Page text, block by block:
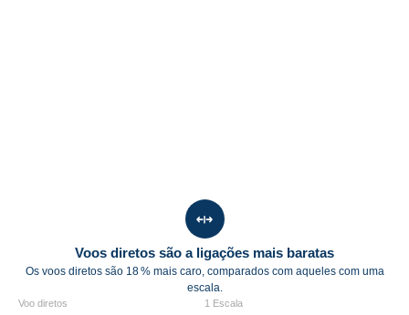
Voos diretos são a ligações mais baratas
Os voos diretos são 18 %mais caro, comparados com aqueles com uma
escala.
Voo diretos 1 Escala